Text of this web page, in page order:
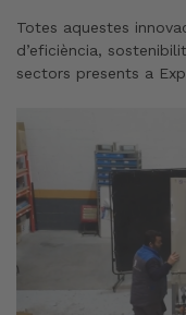
Totes aquestes
d’eficiència,
sectors presents a